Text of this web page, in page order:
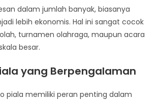
dalam jumlah banyak, biasanya
lebih ekonomis. Hal ini sangat cocok
turnamen olahraga, maupun acara
besar.
yang Berpengalaman
piala memiliki peran penting dalam